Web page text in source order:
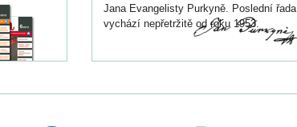
Jana Evangelisty Purkyně. Poslední řada
vychází nepřetržitě od roku 1953.